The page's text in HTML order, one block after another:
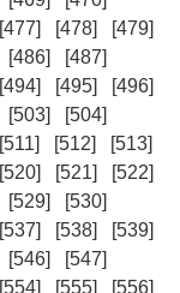
[477] [478]
[479]
[486]
[487]
[494] [495]
[496]
[503]
[504]
[511] [512]
[513]
[520] [521]
[522]
[529]
[530]
[537] [538]
[539]
[546]
[547]
[554] [555]
[556]